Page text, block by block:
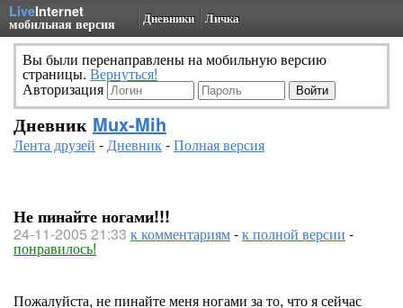
LiveInternet
мобильная версия Дневники Личка
Вы были перенаправлены на мобильную версию
страницы. Вернуться!
Авторизация
Дневник Mux-Mih
Лента друзей -Дневник-Полная версия
Не пинайте ногами!!!
24-11-2005 21:33 к комментариям-к полной версии -
понравилось!
Пожалуйста, не пинайте меня ногами за то, что я сейчас